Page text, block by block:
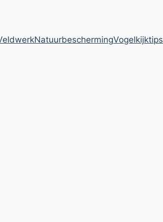
NatuurbeschermingVogelkijktips